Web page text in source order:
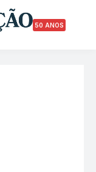
50 ANOS